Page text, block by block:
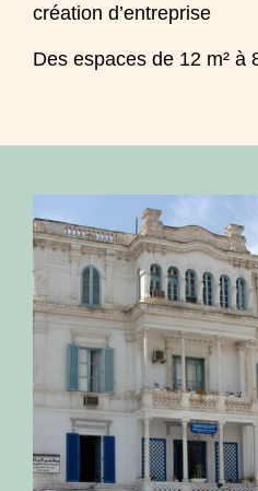
création d’entreprise
Des espaces de 12 m² à